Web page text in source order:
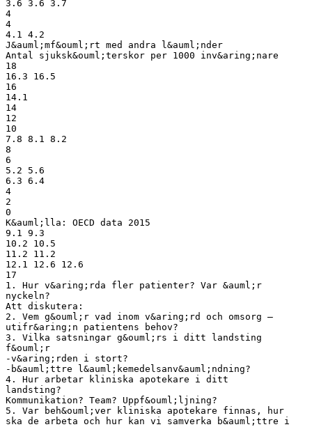
3.6 3.6 3.7
4
4
4.1 4.2
J&auml;mf&ouml;rt med andra l&auml;nder
Antal sjuksk&ouml;terskor per 1000 inv&aring;nare
18
16.3 16.5
16
14.1
14
12
10
7.8 8.1 8.2
8
6
5.2 5.6
6.3 6.4
4
2
0
K&auml;lla: OECD data 2015
9.1 9.3
10.2 10.5
11.2 11.2
12.1 12.6 12.6
17
1. Hur v&aring;rda fler patienter? Var &auml;r
nyckeln?
Att diskutera:
2. Vem g&ouml;r vad inom v&aring;rd och omsorg –
utifr&aring;n patientens behov?
3. Vilka satsningar g&ouml;rs i ditt landsting
f&ouml;r
-v&aring;rden i stort?
-b&auml;ttre l&auml;kemedelsanv&auml;ndning?
4. Hur arbetar kliniska apotekare i ditt
landsting?
Kommunikation? Team? Uppf&ouml;ljning?
5. Var beh&ouml;ver kliniska apotekare finnas, hur
ska de arbeta och hur kan vi samverka b&auml;ttre i